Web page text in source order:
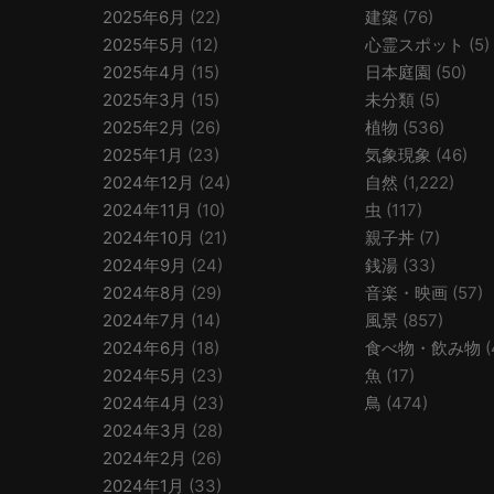
2025年6月 (22)
2025年5月 (12)
2025年4月 (15)
2025年3月 (15)
2025年2月 (26)
2025年1月 (23)
2024年12月 (24)
2024年11月 (10)
2024年10月 (21)
2024年9月 (24)
2024年8月 (29)
2024年7月 (14)
2024年6月 (18)
2024年5月 (23)
2024年4月 (23)
2024年3月 (28)
2024年2月 (26)
2024年1月 (33)
建築 (76)
心霊スポット (5)
日本庭園 (50)
未分類 (5)
植物 (536)
気象現象 (46)
自然 (1,222)
虫 (117)
親子丼 (7)
銭湯 (33)
音楽・映画 (57)
風景 (857)
食べ物・飲み物
魚 (17)
鳥 (474)